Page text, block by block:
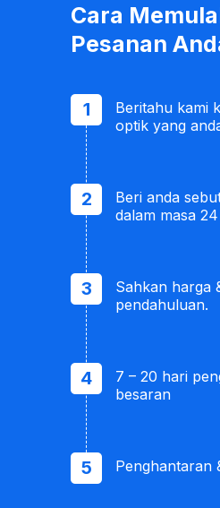
Cara
Pesanan
Beritahu kami
optik yang
Beri anda
dalam masa
Sahkan harga
pendahuluan.
7 – 20 hari
besaran
Penghantaran